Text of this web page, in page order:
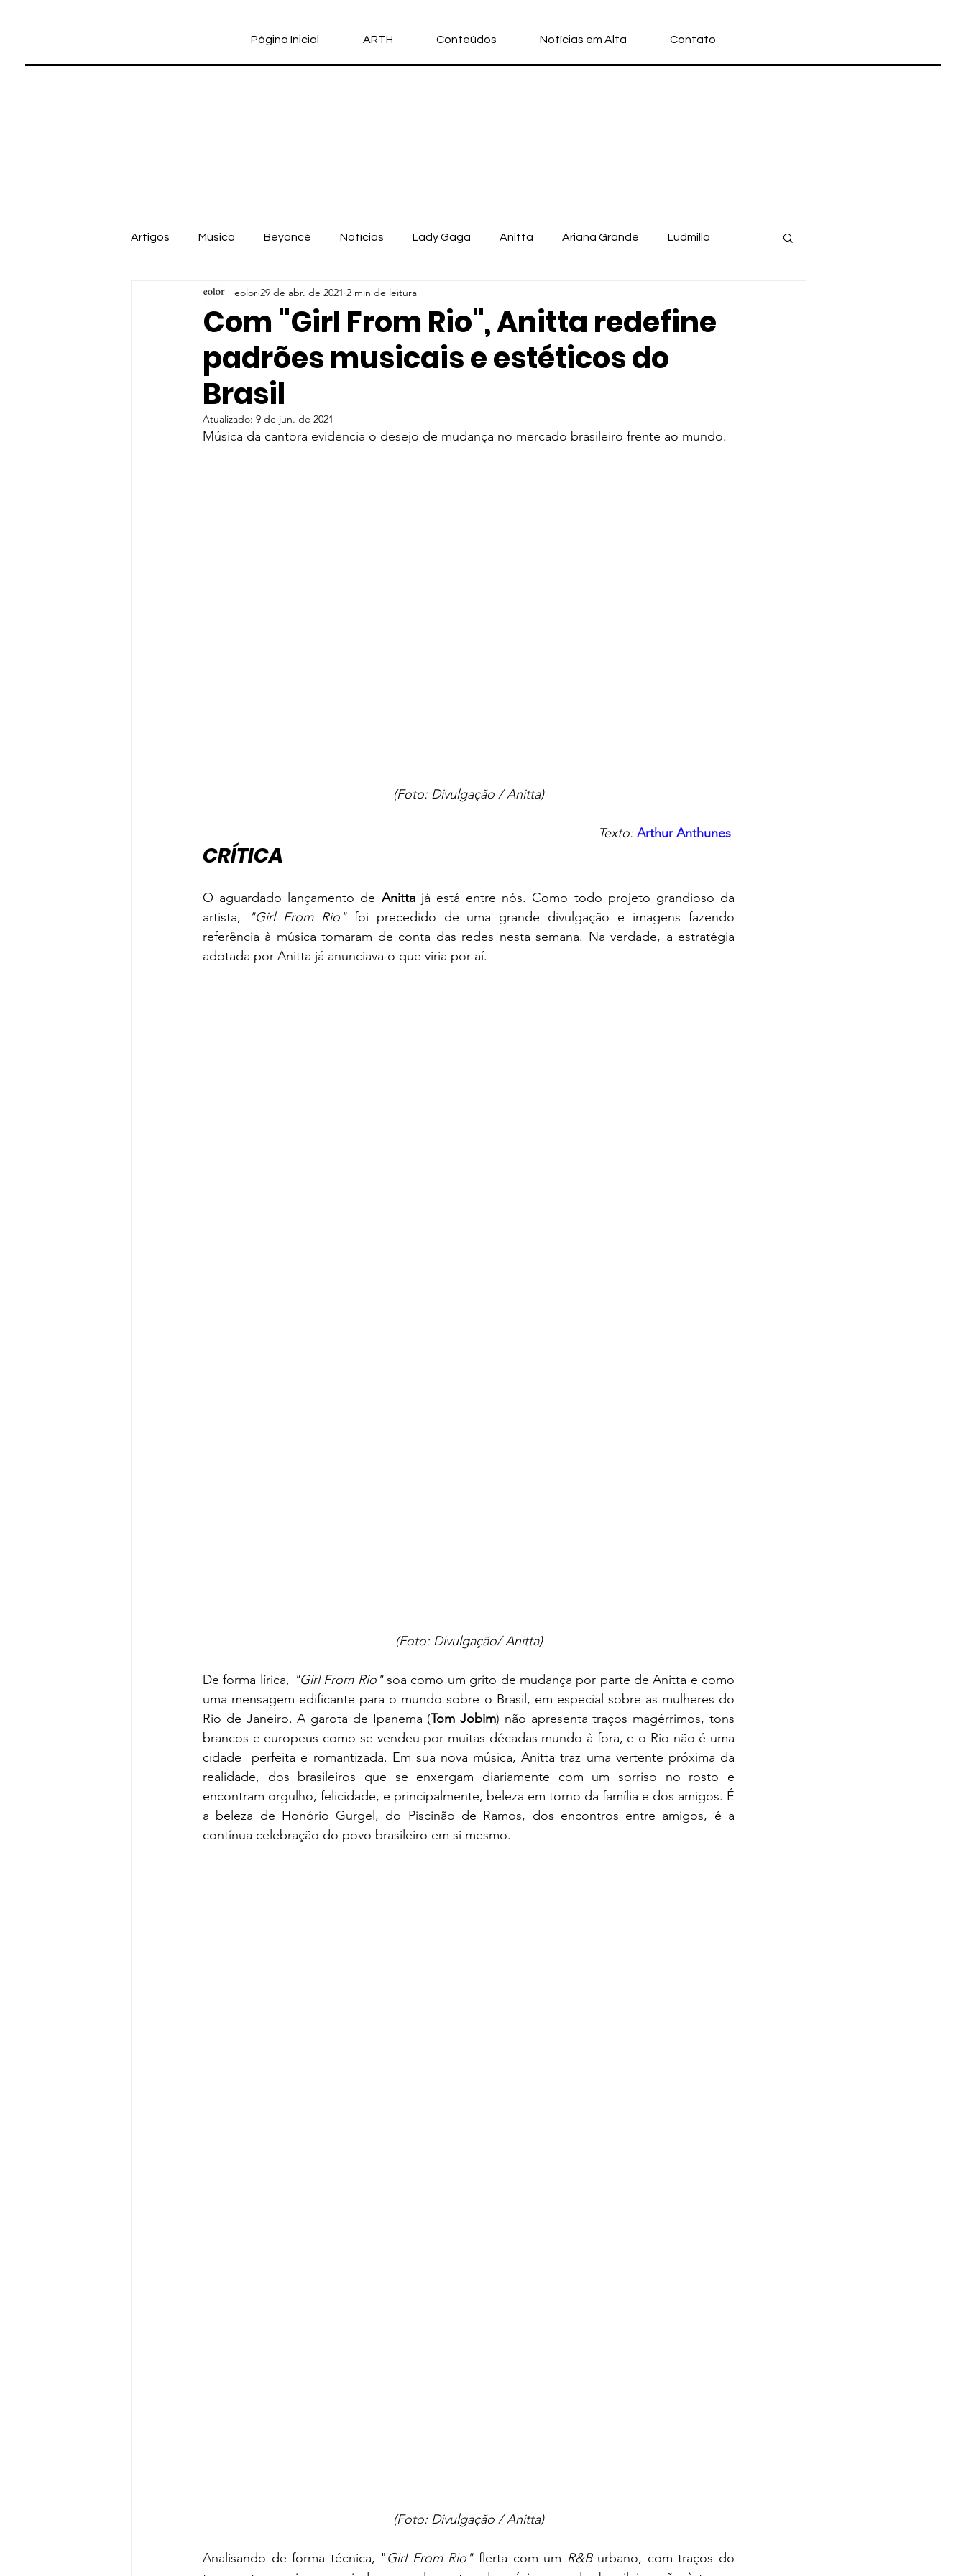
Página Inicial ARTH Conteúdos Notícias em Alta Contato
Artigos Música Beyoncé Notícias Lady Gaga Anitta Ariana Grande Ludmilla
Dua Lipa Pabllo Vittar Michael Jackson
gloria groove Gloria Groove Entretenimento Taylor Swift Música Mundial
Com "Girl From Rio", Anitta redefine
padrões musicais e estéticos do
Brasil
eolor 29 de abr. de 2021 2 min de leitura
Atualizado: 9 de jun. de 2021
Música da cantora evidencia o desejo de mudança no mercado brasileiro frente ao mundo.
(Foto: Divulgação / Anitta)
Texto: Arthur Anthunes
CRÍTICA
O aguardado lançamento de Anitta já está entre nós. Como todo projeto grandioso da
artista,
"Girl From Rio" foi precedido de uma grande divulgação e imagens fazendo
referência à música tomaram de conta das redes nesta semana. Na verdade, a estratégia
adotada por Anitta já anunciava o que viria por aí.
(Foto: Divulgação/ Anitta)
De forma lírica, "Girl From Rio" soa como um grito de mudança por parte de Anitta e como
uma mensagem edificante para o mundo sobre o Brasil, em especial sobre as mulheres do
Rio de Janeiro. A garota de Ipanema (Tom Jobim) não apresenta traços magérrimos, tons
brancos e europeus como se vendeu por muitas décadas mundo à fora, e o Rio não é uma
cidade  perfeita e romantizada. Em sua nova música, Anitta traz uma vertente próxima da
realidade, dos brasileiros que se enxergam diariamente com um sorriso no rosto e
encontram orgulho, felicidade, e principalmente, beleza em torno da família e dos amigos. É
a beleza de Honório Gurgel, do Piscinão de Ramos, dos encontros entre amigos, é a
contínua celebração do povo brasileiro em si mesmo.
(Foto: Divulgação / Anitta)
Analisando de forma técnica, "Girl From Rio" flerta com um R&B urbano, com traços do